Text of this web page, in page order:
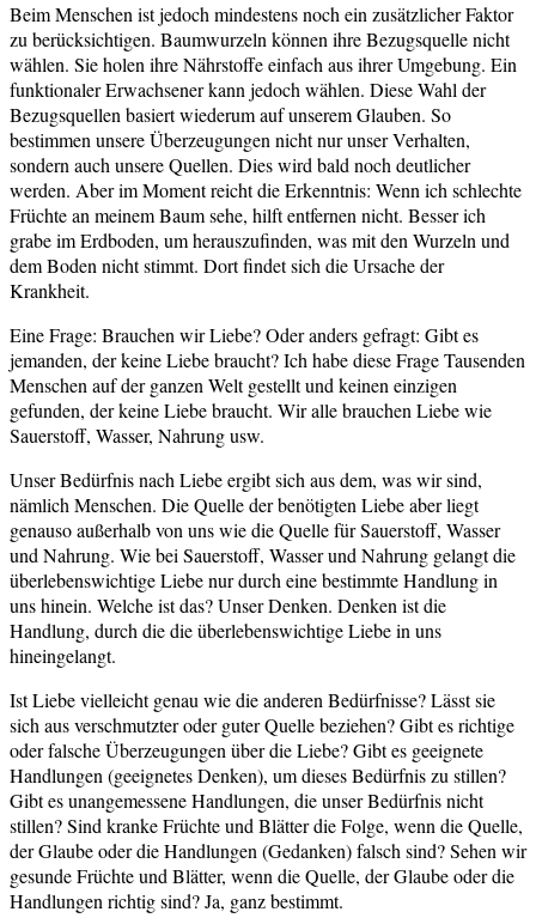
Beim Menschen ist jedoch mindestens noch ein zusätzlicher Faktor
zu berücksichtigen. Baumwurzeln können ihre Bezugsquelle nicht
wählen. Sie holen ihre Nährstoffe einfach aus ihrer Umgebung. Ein
funktionaler Erwachsener kann jedoch wählen. Diese Wahl der
Bezugsquellen basiert wiederum auf unserem Glauben. So
bestimmen unsere Überzeugungen nicht nur unser Verhalten,
sondern auch unsere Quellen. Dies wird bald noch deutlicher
werden. Aber im Moment reicht die Erkenntnis: Wenn ich schlechte
Früchte an meinem Baum sehe, hilft entfernen nicht. Besser ich
grabe im Erdboden, um herauszufinden, was mit den Wurzeln und
dem Boden nicht stimmt. Dort findet sich die Ursache der
Krankheit.
Eine Frage: Brauchen wir Liebe? Oder anders gefragt: Gibt es
jemanden, der keine Liebe braucht? Ich habe diese Frage Tausenden
Menschen auf der ganzen Welt gestellt und keinen einzigen
gefunden, der keine Liebe braucht. Wir alle brauchen Liebe wie
Sauerstoff, Wasser, Nahrung usw.
Unser Bedürfnis nach Liebe ergibt sich aus dem, was wir sind,
nämlich Menschen. Die Quelle der benötigten Liebe aber liegt
genauso außerhalb von uns wie die Quelle für Sauerstoff, Wasser
und Nahrung. Wie bei Sauerstoff, Wasser und Nahrung gelangt die
überlebenswichtige Liebe nur durch eine bestimmte Handlung in
uns hinein. Welche ist das? Unser Denken. Denken ist die
Handlung, durch die die überlebenswichtige Liebe in uns
hineingelangt.
Ist Liebe vielleicht genau wie die anderen Bedürfnisse? Lässt sie
sich aus verschmutzter oder guter Quelle beziehen? Gibt es richtige
oder falsche Überzeugungen über die Liebe? Gibt es geeignete
Handlungen (geeignetes Denken), um dieses Bedürfnis zu stillen?
Gibt es unangemessene Handlungen, die unser Bedürfnis nicht
stillen? Sind kranke Früchte und Blätter die Folge, wenn die Quelle,
der Glaube oder die Handlungen (Gedanken) falsch sind? Sehen wir
gesunde Früchte und Blätter, wenn die Quelle, der Glaube oder die
Handlungen richtig sind? Ja, ganz bestimmt.